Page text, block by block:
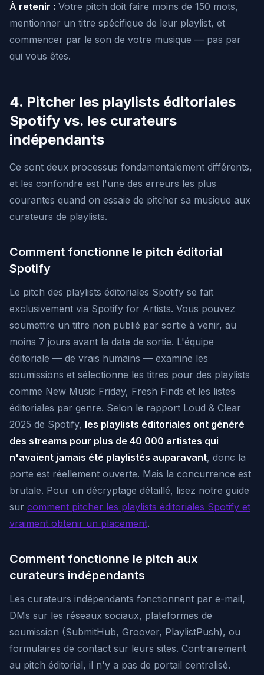
À retenir : Votre pitch doit faire moins de 150 mots,
mentionner un titre spécifique de leur playlist, et
commencer par le son de votre musique — pas par
qui vous êtes.
4. Pitcher les playlists éditoriales
Spotify vs. les curateurs
indépendants
Ce sont deux processus fondamentalement différents,
et les confondre est l'une des erreurs les plus
courantes quand on essaie de pitcher sa musique aux
curateurs de playlists.
Comment fonctionne le pitch éditorial
Spotify
Le pitch des playlists éditoriales Spotify se fait
exclusivement via Spotify for Artists. Vous pouvez
soumettre un titre non publié par sortie à venir, au
moins 7 jours avant la date de sortie. L'équipe
éditoriale — de vrais humains — examine les
soumissions et sélectionne les titres pour des playlists
comme New Music Friday, Fresh Finds et les listes
éditoriales par genre. Selon le rapport Loud & Clear
2025 de Spotify, les playlists éditoriales ont généré
des streams pour plus de 40 000 artistes qui
n'avaient jamais été playlistés auparavant, donc la
porte est réellement ouverte. Mais la concurrence est
brutale. Pour un décryptage détaillé, lisez notre guide
sur comment pitcher les playlists éditoriales Spotify et
vraiment obtenir un placement.
Comment fonctionne le pitch aux
curateurs indépendants
Les curateurs indépendants fonctionnent par e-mail,
DMs sur les réseaux sociaux, plateformes de
soumission (SubmitHub, Groover, PlaylistPush), ou
formulaires de contact sur leurs sites. Contrairement
au pitch éditorial, il n'y a pas de portail centralisé.